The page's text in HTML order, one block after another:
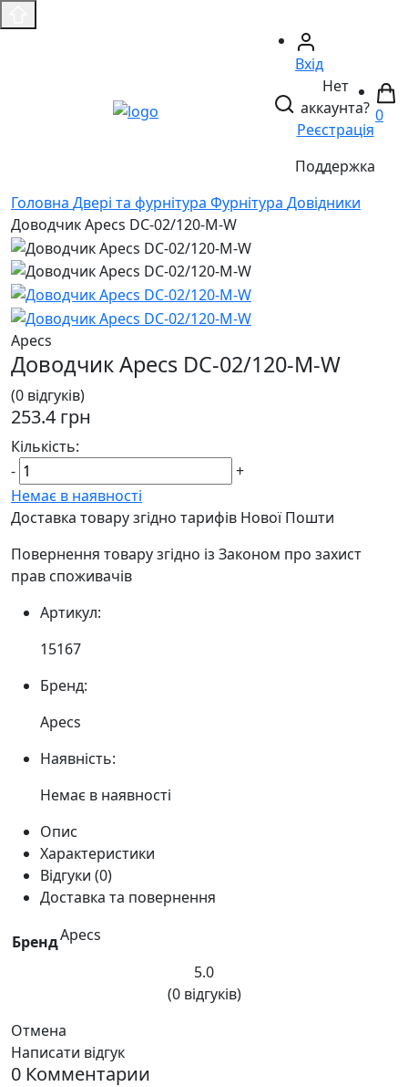
Вхід
Нет
аккаунта?
Реєстрація
Поддержка
0
Головнa Двері та фурнітура Фурнітура Довідники
Доводчик Apecs DС-02/120-M-W
Apecs
Доводчик Apecs DС-02/120-M-W
(0 відгуків)
253.4 грн
Кількість:
-
+
Немає в наявності
Доставка товару згідно тарифів Нової Пошти
Повернення товару згідно із Законом про захист
прав споживачів
Артикул:
15167
Бренд:
Apecs
Наявність:
Немає в наявності
Опис
Характеристики
Відгуки (0)
Доставка та повернення
БрендApecs
5.0
(0 відгуків)
Отмена
Написати відгук
0 Комментарии